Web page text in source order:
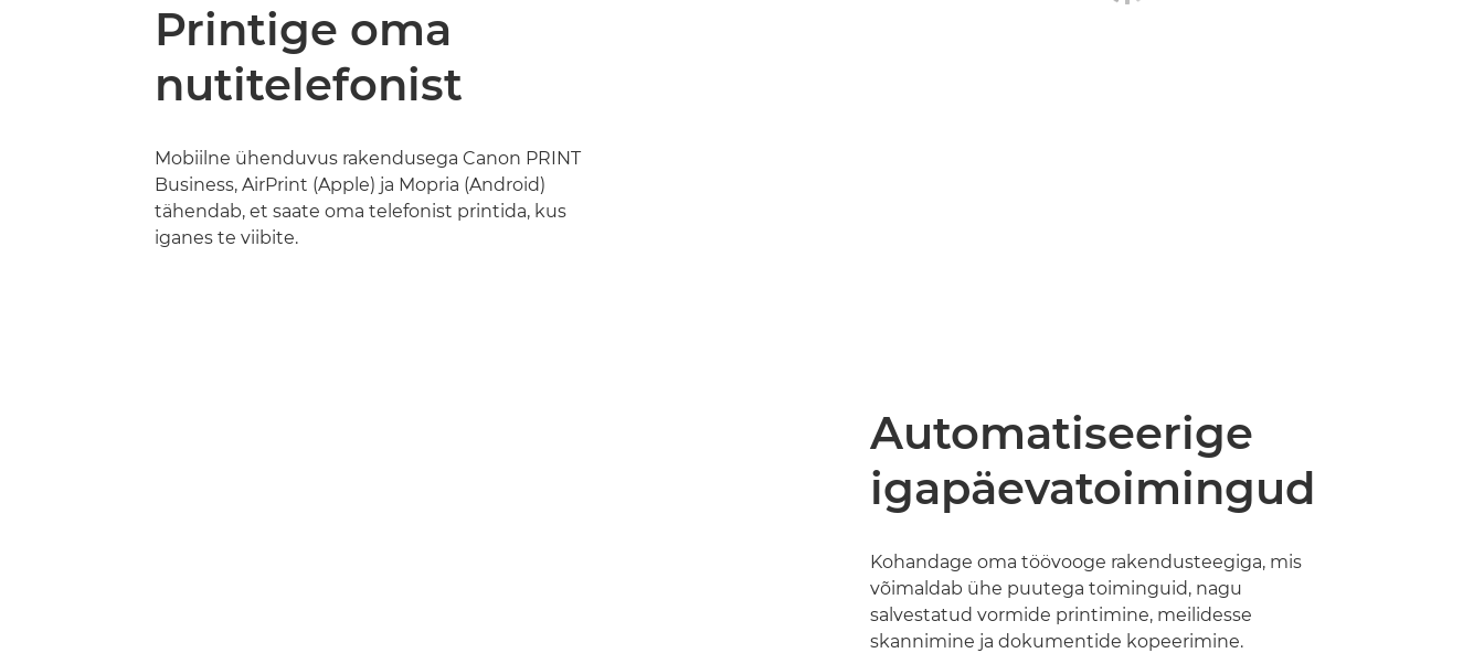
Printige oma
nutitelefonist
Mobiilne ühenduvus rakendusega Canon PRINT
Business, AirPrint (Apple) ja Mopria (Android)
tähendab, et saate oma telefonist printida, kus
iganes te viibite.
Automatiseerige
igapäevatoimingud
Kohandage oma töövooge rakendusteegiga, mis
võimaldab ühe puutega toiminguid, nagu
salvestatud vormide printimine, meilidesse
skannimine ja dokumentide kopeerimine.